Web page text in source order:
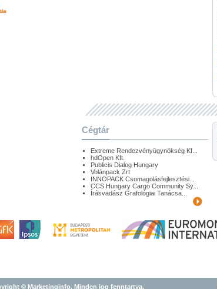
Cégtár
Extreme Rendezvényügynökség Kf...
hdOpen Kft.
Publicis Dialog Hungary
Volánpack Zrt
INNOPACK Csomagolásfejlesztési...
CCS Hungary Cargo Community Sy...
Írásvadász Grafológiai Tanácsa...
© Marketinginfo. Minden jog fenntartva.